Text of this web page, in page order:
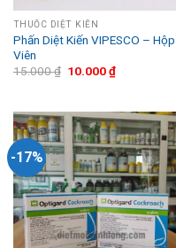
THUỐC DIỆT KIẾN
Phấn Diệt Kiến VIPESCO –
Viên
15.000₫ 10.000₫
-17%